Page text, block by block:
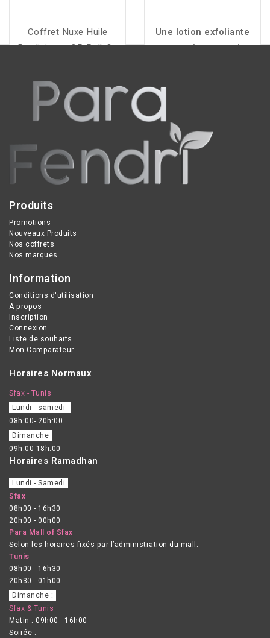
Coffret Nuxe Huile
Prodigieuse OR Roll-On
sèche multi-usages qui
hydrate, illumine et
sublime visage, corps et
cheveux avec un éclat
Une lotion exfoliante
sans rinçage qui
acnéique, avec des
résultats visibles dès 3
Produits
Promotions
Nouveaux Produits
Nos coffrets
Nos marques
Information
Conditions d'utilisation
A propos
Inscription
Connexion
Liste de souhaits
Mon Comparateur
Horaires Normaux
Sfax - Tunis
Lundi - samedi
08h:00- 20h:00
Dimanche
09h:00-18h:00
Horaires Ramadhan
Lundi - Samedi
Sfax
08h00 - 16h30
20h00 - 00h00
Para Mall of Sfax
Selon les horaires fixés par l’administration du mall.
Tunis
08h00 - 16h30
20h30 - 01h00
Dimanche :
Sfax & Tunis
Matin : 09h00 - 16h00
Soirée :